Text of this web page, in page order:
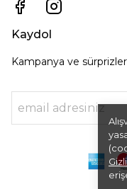
Kaydol
Kampanya ve